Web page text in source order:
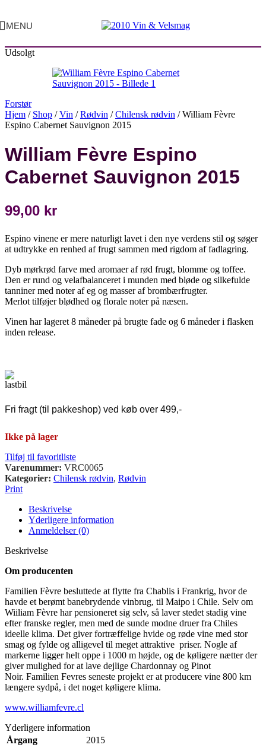
MENU
Udsolgt
Forstør
Hjem / Shop /Vin /Rødvin /Chilensk rødvin /William Fèvre
Espino Cabernet Sauvignon 2015
William Fèvre Espino
Cabernet Sauvignon 2015
99,00 kr
Espino vinene er mere naturligt lavet i den nye verdens stil og søger
at udtrykke en renhed af frugt sammen med rigdom af fadlagring.
Dyb mørkrød farve med aromaer af rød frugt, blomme og toffee.
Den er rund og velafbalanceret i munden med bløde og silkefulde
tanniner med noter af eg og masser af brombærfrugter.
Merlot tilføjer blødhed og florale noter på næsen.
Vinen har lageret 8 måneder på brugte fade og 6 måneder i flasken
inden release.
Fri fragt (til pakkeshop) ved køb over 499,-
Ikke på lager
Tilføj til favoritliste
Varenummer: VRC0065
Kategorier: Chilensk rødvin, Rødvin
Print
Beskrivelse
Yderligere information
Anmeldelser (0)
Beskrivelse
Om producenten
Familien Fèvre besluttede at flytte fra Chablis i Frankrig, hvor de
havde et berømt banebrydende vinbrug, til Maipo i Chile. Selv om
Wiiliam Fèvre har pensioneret sig selv, så laver stedet stadig vine
efter franske regler, men med de sunde modne druer fra Chiles
ideelle klima. Det giver fortræffelige hvide og røde vine med stor
smag og fylde og alligevel til meget attraktive priser. Nogle af
markerne ligger helt oppe i 1000 m højde, og de køligere nætter der
giver mulighed for at lave dejlige Chardonnay og Pinot
Noir. Familien Fevres seneste projekt er at producere vine 800 km
længere sydpå, i det noget køligere klima.
www.williamfevre.cl
Yderligere information
Årgang
2015